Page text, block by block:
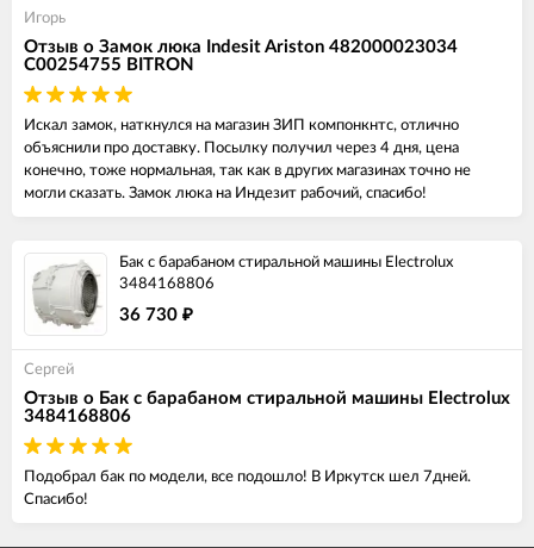
Игорь
Отзыв о Замок люка Indesit Ariston 482000023034
C00254755 BITRON
Искал замок, наткнулся на магазин ЗИП компонкнтс, отлично
объяснили про доставку. Посылку получил через 4 дня, цена
конечно, тоже нормальная, так как в других магазинах точно не
могли сказать. Замок люка на Индезит рабочий, спасибо!
Бак с барабаном стиральной машины Electrolux
3484168806
36 730 ₽
Сергей
Отзыв о Бак с барабаном стиральной машины Electrolux
3484168806
Подобрал бак по модели, все подошло! В Иркутск шел 7дней.
Спасибо!